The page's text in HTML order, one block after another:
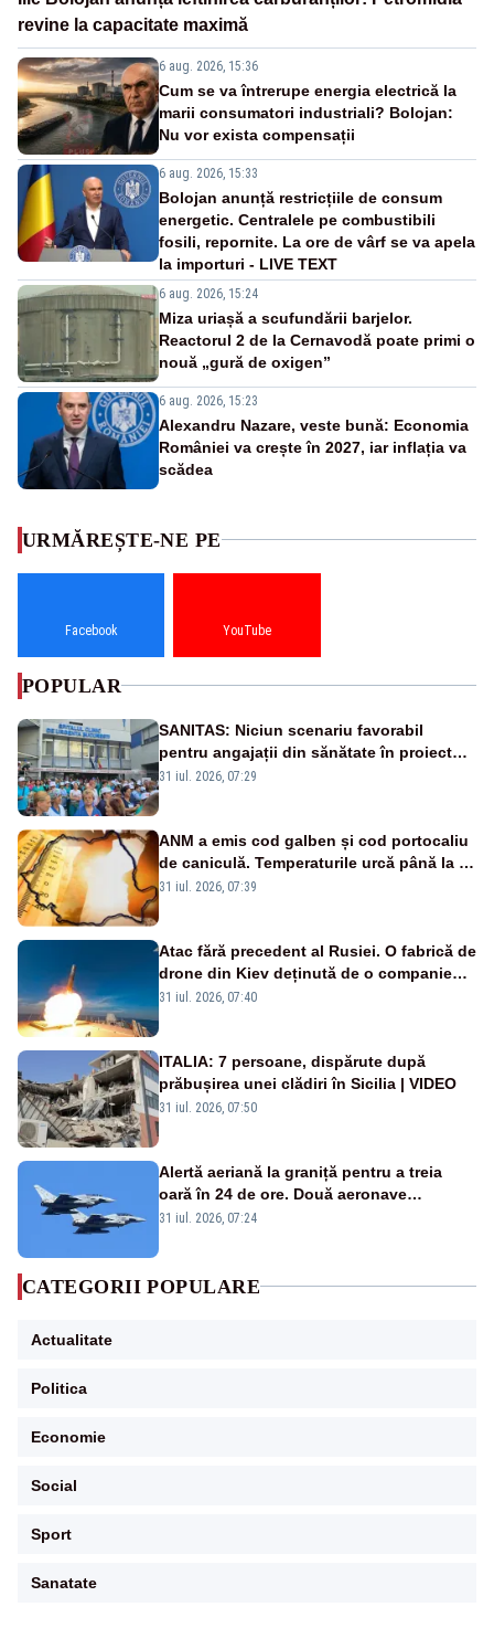
revine la capacitate maximă
6 aug. 2026, 15:36
Cum se va întrerupe energia electrică la
marii consumatori industriali? Bolojan:
Nu vor exista compensații
6 aug. 2026, 15:33
Bolojan anunță restricțiile de consum
energetic. Centralele pe combustibili
fosili, repornite. La ore de vârf se va apela
la importuri - LIVE TEXT
6 aug. 2026, 15:24
Miza uriașă a scufundării barjelor.
Reactorul 2 de la Cernavodă poate primi o
nouă „gură de oxigen”
6 aug. 2026, 15:23
Alexandru Nazare, veste bună: Economia
României va crește în 2027, iar inflația va
scădea
URMĂREȘTE-NE PE
Facebook YouTube
POPULAR
SANITAS: Niciun scenariu favorabil
pentru angajații din sănătate în proiectul
Legii salarizării
31 iul. 2026, 07:29
ANM a emis cod galben și cod portocaliu
de caniculă. Temperaturile urcă până la 38
de grade, iar nopțile devin tropicale
31 iul. 2026, 07:39
Atac fără precedent al Rusiei. O fabrică de
drone din Kiev deținută de o companie
americană, distrusă de o rachetă
31 iul. 2026, 07:40
ITALIA: 7 persoane, dispărute după
prăbușirea unei clădiri în Sicilia | VIDEO
31 iul. 2026, 07:50
Alertă aeriană la graniță pentru a treia
oară în 24 de ore. Două aeronave
Eurofighter britanice au fost ridicate de la
31 iul. 2026, 07:24
CATEGORII POPULARE
Actualitate
Politica
Economie
Social
Sport
Sanatate